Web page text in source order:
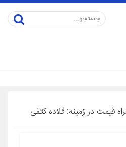
قیمت در زمینه: قلاده کتفی